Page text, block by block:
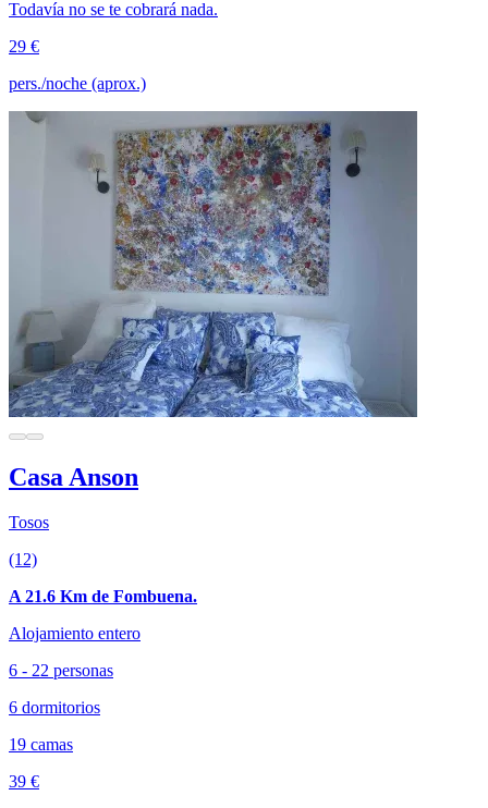
Todavía no se te cobrará nada.
29 €
pers./noche (aprox.)
Casa Anson
Tosos
(12)
A 21.6 Km de Fombuena.
Alojamiento entero
6 - 22 personas
6 dormitorios
19 camas
39 €